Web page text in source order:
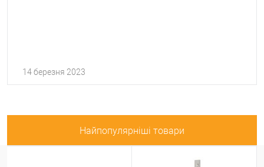
14 березня 2023
Найпопулярніші товари